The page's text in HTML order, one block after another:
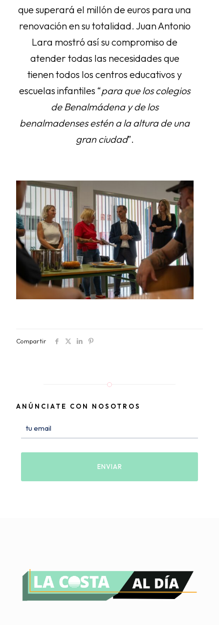
que superará el millón de euros para una
renovación en su totalidad. Juan Antonio
Lara mostró así su compromiso de
atender todas las necesidades que
tienen todos los centros educativos y
escuelas infantiles “para que los colegios
de Benalmádena y de los
benalmadenses estén a la altura de una
gran ciudad”.
Compartir
ANÚNCIATE CON NOSOTROS